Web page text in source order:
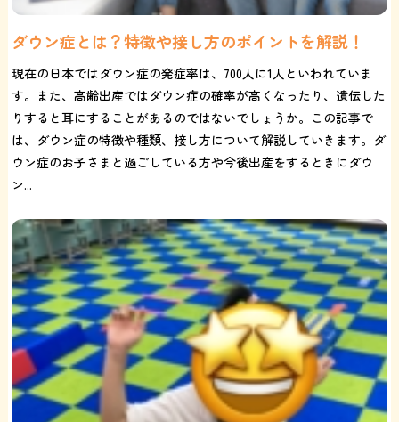
ダウン症とは？特徴や接し方のポイントを解説！
現在の日本ではダウン症の発症率は、700人に1人といわれていま
す。また、高齢出産ではダウン症の確率が高くなったり、遺伝した
りすると耳にすることがあるのではないでしょうか。この記事で
は、ダウン症の特徴や種類、接し方について解説していきます。ダ
ウン症のお子さまと過ごしている方や今後出産をするときにダウ
ン...